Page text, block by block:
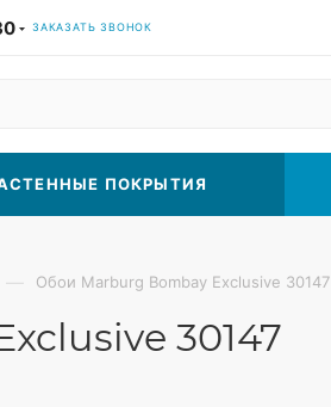
ЗАКАЗАТЬ ЗВОНОК
ПОКРЫТИЯ
— Обои Marburg Bombay Exclusive 30147
30147